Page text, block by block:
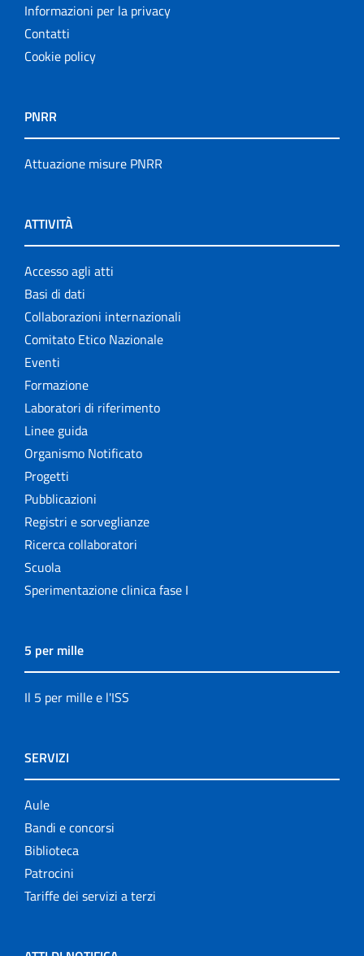
Informazioni per la privacy
Contatti
Cookie policy
PNRR
Attuazione misure PNRR
ATTIVITÀ
Accesso agli atti
Basi di dati
Collaborazioni internazionali
Comitato Etico Nazionale
Eventi
Formazione
Laboratori di riferimento
Linee guida
Organismo Notificato
Progetti
Pubblicazioni
Registri e sorveglianze
Ricerca collaboratori
Scuola
Sperimentazione clinica fase I
5 per mille
Il 5 per mille e l'ISS
SERVIZI
Aule
Bandi e concorsi
Biblioteca
Patrocini
Tariffe dei servizi a terzi